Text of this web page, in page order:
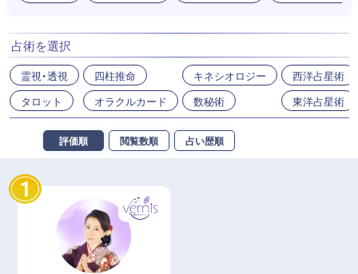
占術を選択
霊視・透視
タロット
四柱推命
オラクルカード
キネシオロジー
数秘術
西洋占星術
東洋占星術
評価順 閲覧数順 占い歴順
1